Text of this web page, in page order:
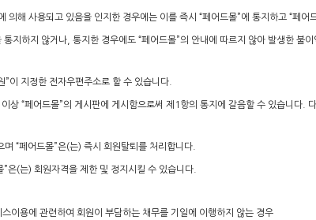
의해 사용되고 있음을 인지한 경우에는 이를 즉시 “페어드몰”에 통지하고 “페어
지하지 않거나, 통지한 경우에도 “페어드몰”의 안내에 따르지 않아 발생한 불
이 지정한 전자우편주소로 할 수 있습니다.
상 “페어드몰”의 게시판에 게시함으로써 제1항의 통지에 갈음할 수 있습니다.
“페어드몰”은(는) 즉시 회원탈퇴를 처리합니다.
은(는) 회원자격을 제한 및 정지시킬 수 있습니다.
이용에 관련하여 회원이 부담하는 채무를 기일에 이행하지 않는 경우